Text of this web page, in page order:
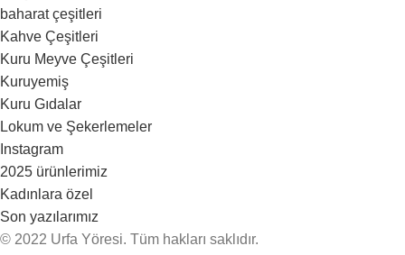
baharat çeşitleri
Kahve Çeşitleri
Kuru Meyve Çeşitleri
Kuruyemiş
Kuru Gıdalar
Lokum ve Şekerlemeler
Instagram
2025 ürünlerimiz
Kadınlara özel
Son yazılarımız
© 2022 Urfa Yöresi. Tüm hakları saklıdır.